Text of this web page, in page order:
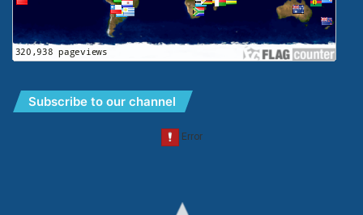
Subscribe to our channel